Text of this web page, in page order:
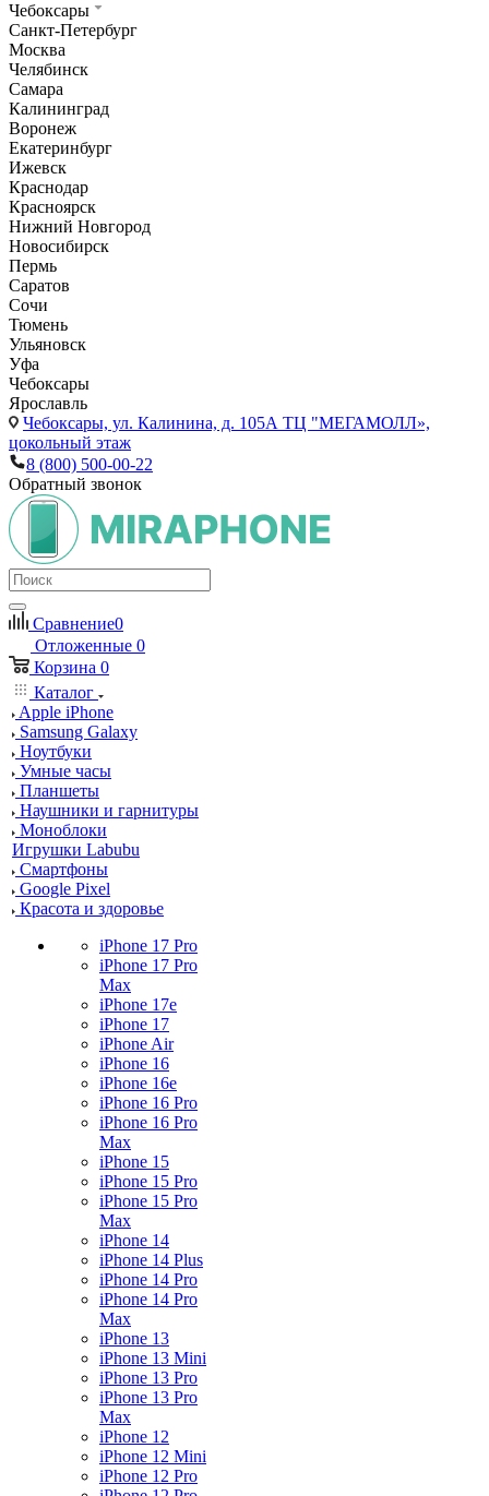
Чебоксары
Санкт-Петербург
Москва
Челябинск
Самара
Калининград
Воронеж
Екатеринбург
Ижевск
Краснодар
Красноярск
Нижний Новгород
Новосибирск
Пермь
Саратов
Сочи
Тюмень
Ульяновск
Уфа
Чебоксары
Ярославль
Чебоксары, ул. Калинина, д. 105А ТЦ "МЕГАМОЛЛ»,
цокольный этаж
8 (800) 500-00-22
Обратный звонок
Сравнение0
Отложенные 0
Корзина 0
Каталог
Apple iPhone
Samsung Galaxy
Ноутбуки
Умные часы
Планшеты
Наушники и гарнитуры
Моноблоки
Игрушки Labubu
Смартфоны
Google Pixel
Красота и здоровье
iPhone 17 Pro
iPhone 17 Pro
Max
iPhone 17e
iPhone 17
iPhone Air
iPhone 16
iPhone 16e
iPhone 16 Pro
iPhone 16 Pro
Max
iPhone 15
iPhone 15 Pro
iPhone 15 Pro
Max
iPhone 14
iPhone 14 Plus
iPhone 14 Pro
iPhone 14 Pro
Max
iPhone 13
iPhone 13 Mini
iPhone 13 Pro
iPhone 13 Pro
Max
iPhone 12
iPhone 12 Mini
iPhone 12 Pro